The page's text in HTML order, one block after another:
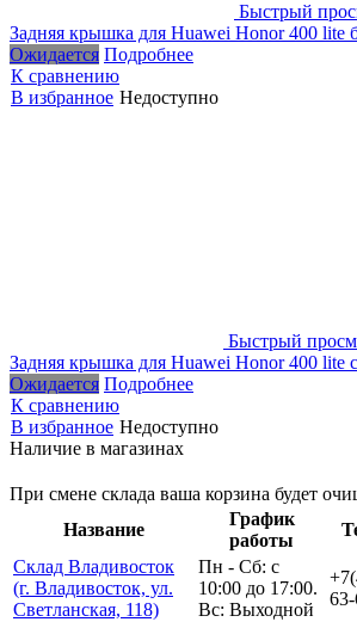
Быстрый
Задняя крышка для Huawei Honor 400 lite
Ожидается Подробнее
К сравнению
В избранное Недоступно
Быстрый
Задняя крышка для Huawei Honor 400 lite
Ожидается Подробнее
К сравнению
В избранное Недоступно
Наличие в магазинах
При смене склада ваша корзина будет
Название
График
работы
Склад Владивосток
(г. Владивосток, ул.
Светланская, 118)
Пн - Сб: с
10:00 до 17:00.
Вс: Выходной